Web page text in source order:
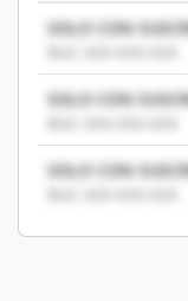
SOLO CON
SOLO CON
SOLO CON